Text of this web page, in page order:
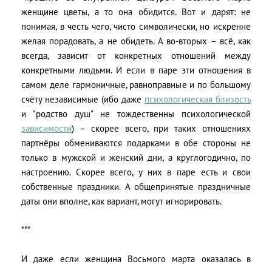
женщине цветы, а то она обидится. Вот и дарят: не
понимая, в честь чего, чисто символически, но искренне
желая порадовать, а не обидеть. А во-вторых – всё, как
всегда, зависит от конкретных отношений между
конкретными людьми. И если в паре эти отношения в
самом деле гармоничные, равноправные и по большому
счёту независимые (ибо даже психологическая близость
и "родство душ" не тождественны психологической
зависимости) – скорее всего, при таких отношениях
партнёры обмениваются подарками в обе стороны не
только в мужской и женский дни, а круглогодично, по
настроению. Скорее всего, у них в паре есть и свои
собственные праздники. А общепринятые праздничные
даты они вполне, как вариант, могут игнорировать.
***
И даже если женщина Восьмого марта оказалась в